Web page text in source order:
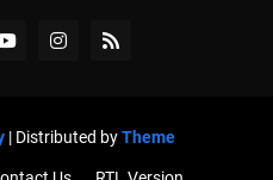
| Distributed byTheme